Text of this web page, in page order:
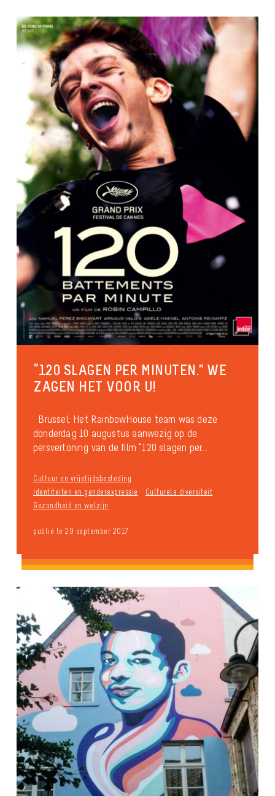
“120 SLAGEN PER MINUTEN.” WE
ZAGEN HET VOOR U!
Brussel: Het RainbowHouse team was deze
donderdag 10 augustus aanwezig op de
persvertoning van de film “120 slagen per...
Cultuur en vrijetijdsbesteding
Identiteiten en genderexpressie
Culturele diversiteit
Gezondheid en welzijn
publié le 29 september 2017